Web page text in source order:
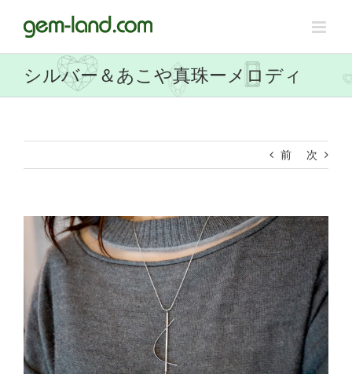
content
シルバー＆あこや真珠ーメロディ
前 次
View
Larger
Image